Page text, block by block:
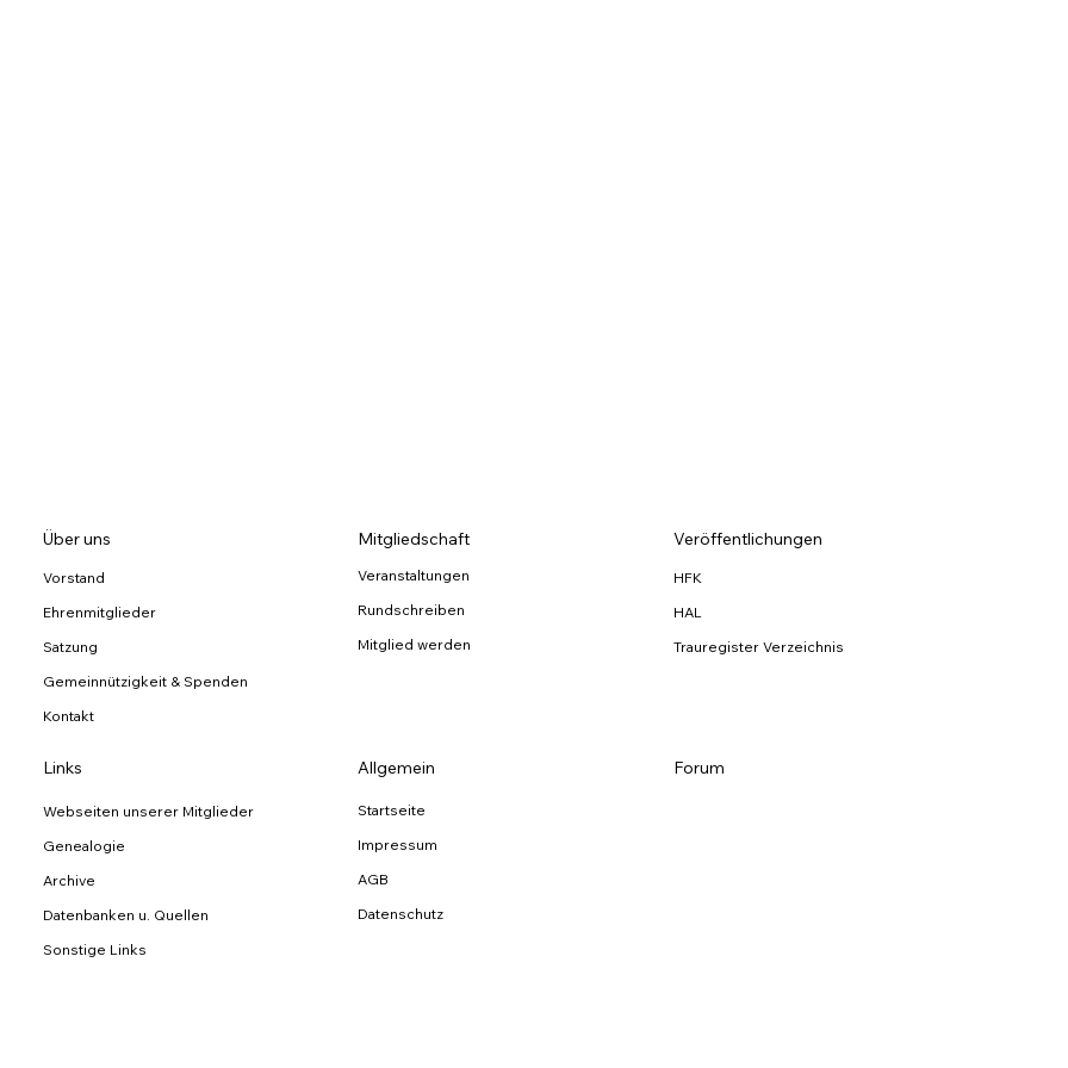
Über uns Mitgliedschaft Veröffentlichungen
Vorstand
Ehrenmitglieder
Satzung
Gemeinnützigkeit & Spenden
Kontakt
Veranstaltungen
Rundschreiben
Mitglied werden
HFK
HAL
Trauregister Verzeichnis
Links Allgemein Forum
Webseiten unserer Mitglieder
Genealogie
Archive
Datenbanken u. Quellen
Sonstige Links
Startseite
Impressum
AGB
Datenschutz